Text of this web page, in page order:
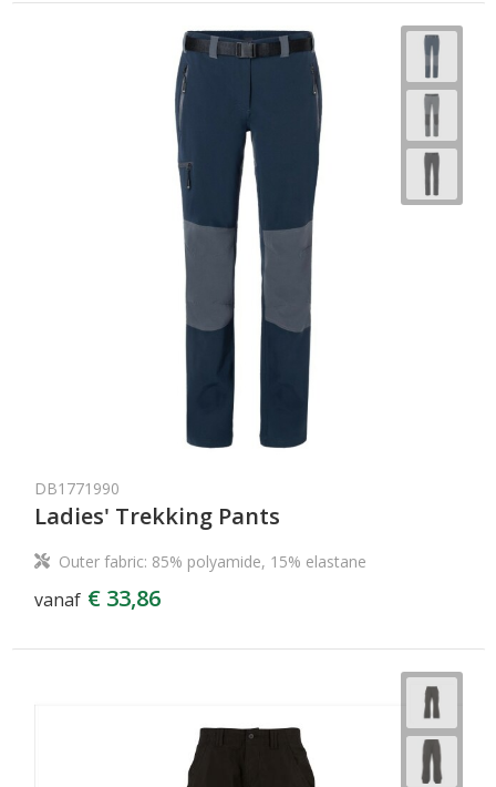
DB1771990
Ladies' Trekking Pants
Outer fabric: 85% polyamide, 15% elastane
vanaf € 33,86